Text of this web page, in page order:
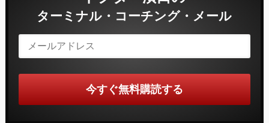
ターミナル・コーチング・メール